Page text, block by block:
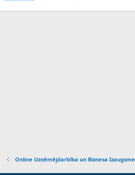
Online Uzņēmējdarbība un Biznesa Izaugsme